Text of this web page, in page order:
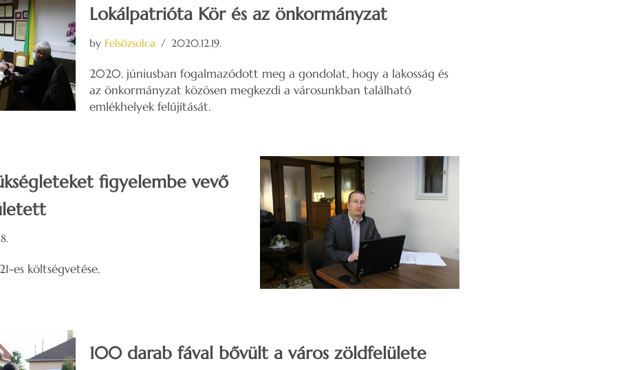
Lokálpatrióta Kör és az önkormányzat
by Felsőzsolca 2020.12.19.
2020. júniusban fogalmazódott meg a gondolat, hogy a lakosság és
az önkormányzat közösen megkezdi a városunkban található
emlékhelyek felújítását.
figyelembe vevő
es költségvetése.
100 darab fával bővült a város zöldfelülete